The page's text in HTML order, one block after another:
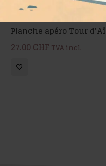
Planche apéro Tour d'Aï
27.00 CHF TVA incl.